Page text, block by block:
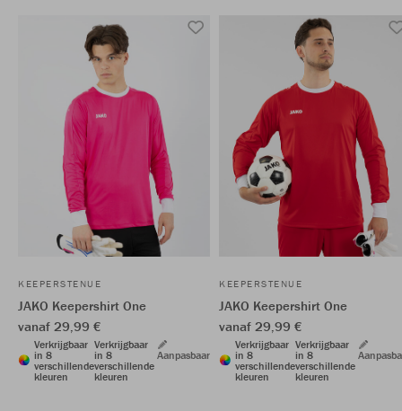
KEEPERSTENUE
JAKO Keepershirt One
vanaf 29,99 €
Verkrijgbaar
in 8
verschillende
kleuren
Verkrijgbaar
in 8
verschillende
kleuren
Aanpasbaar
KEEPERSTENUE
JAKO Keepershirt One
vanaf 29,99 €
Verkrijgbaar
in 8
verschillende
kleuren
Verkrijgbaar
in 8
verschillende
kleuren